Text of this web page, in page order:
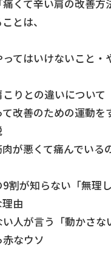
痛くて辛い肩の改善方
とは、
ってはいけないこと・
こりとの違いについて
て改善のための運動
肉が悪くて痛んでいる
9割が知らない「無理
由
い人が言う「動かさ
なウソ